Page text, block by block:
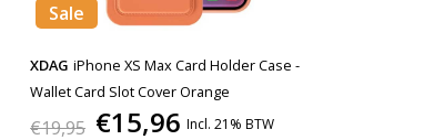
Sale
XDAG iPhone XS Max Card Holder Case -
Wallet Card Slot Cover Orange
€19,95 €15,96 Incl. 21% BTW